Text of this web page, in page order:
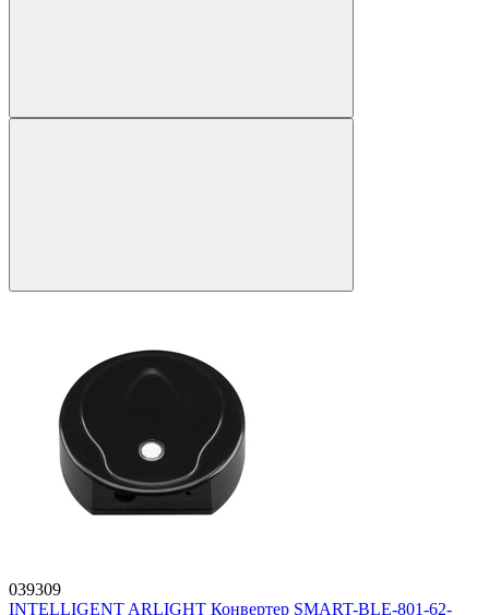
039309
INTELLIGENT ARLIGHT Конвертер SMART-BLE-801-62-